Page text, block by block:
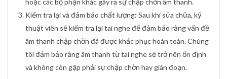
hoặc các bộ phận khác gây ra sự chập chờn âm thanh.
Kiểm tra lại và đảm bảo chất lượng: Sau khi sửa chữa, kỹ
thuật viên sẽ kiểm tra lại tai nghe để đảm bảo rằng vấn đề
âm thanh chập chờn đã được khắc phục hoàn toàn. Chúng
tôi đảm bảo rằng âm thanh từ tai nghe sẽ trở nên ổn định
và không còn gặp phải sự chập chờn hay gián đoạn.